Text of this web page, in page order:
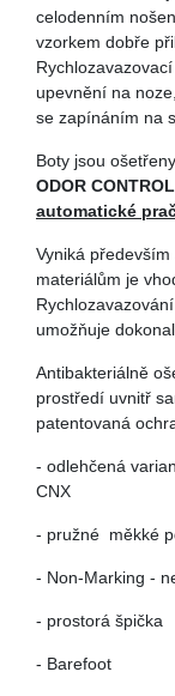
celodenním
vzorkem dobře
upevnění na
se zapínáním na
Boty jsou
ODOR CONTROL
automatické
Vyniká
materiálům je
umožňuje
Antibakteriálně
prostředí uvnitř
patentovaná
- odlehčená
CNX
- pružné měkké
- Non-Marking -
- prostorá špička
- Barefoot